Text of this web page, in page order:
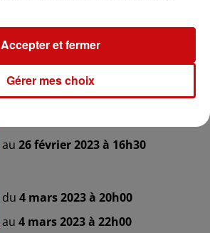
du25 février 2023 à 20h00
au25 février 2023 à 22h00
au 26 février 2023 à 16h30
du 4 mars 2023 à 20h00
au 4 mars 2023 à 22h00
Gérer mes choix
Accepter et fermer